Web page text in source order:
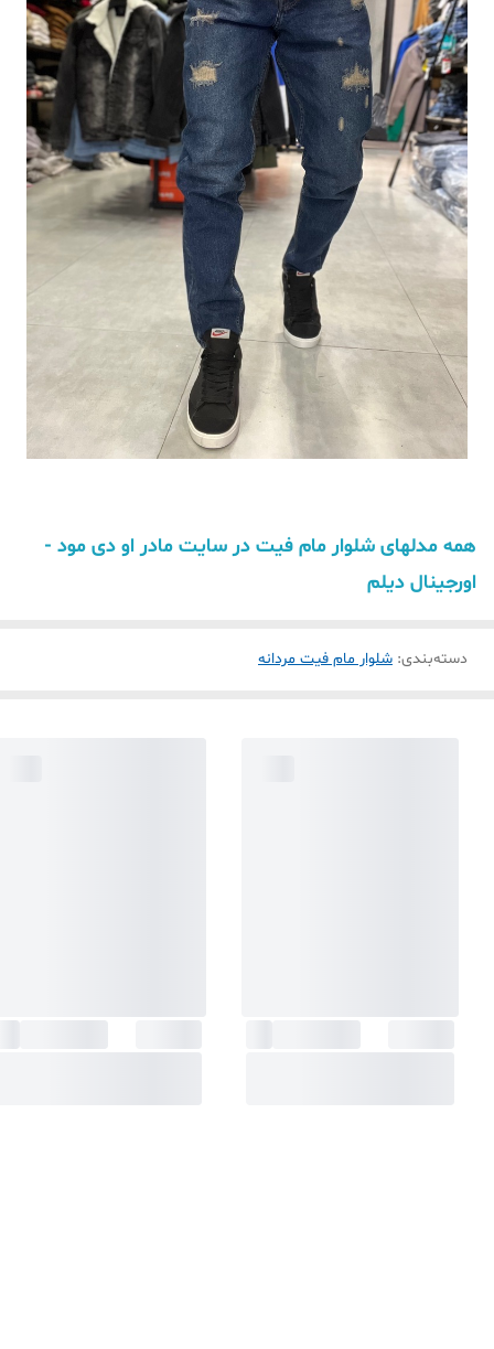
همه مدلهای شلوار مام فیت در سایت مادر او دی مود -
اورجینال دیلم
دسته‌بندی: شلوار مام فیت مردانه